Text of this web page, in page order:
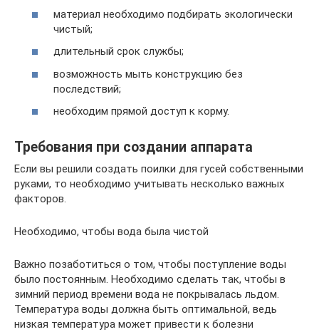
материал необходимо подбирать экологически
чистый;
длительный срок службы;
возможность мыть конструкцию без
последствий;
необходим прямой доступ к корму.
Требования при создании аппарата
Если вы решили создать поилки для гусей собственными
руками, то необходимо учитывать несколько важных
факторов.
Необходимо, чтобы вода была чистой
Важно позаботиться о том, чтобы поступление воды
было постоянным. Необходимо сделать так, чтобы в
зимний период времени вода не покрывалась льдом.
Температура воды должна быть оптимальной, ведь
низкая температура может привести к болезни